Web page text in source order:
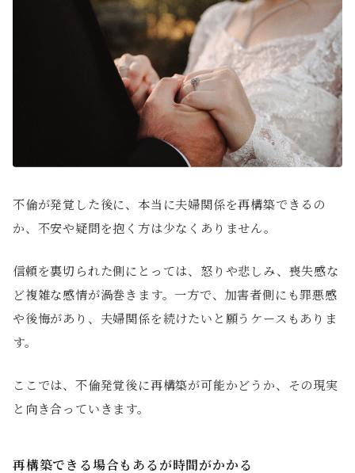
不倫が発覚した後に、本当に夫婦関係を再構築できるの
か、不安や疑問を抱く方は少なくありません。
信頼を裏切られた側にとっては、怒りや悲しみ、喪失感な
ど複雑な感情が渦巻きます。一方で、加害者側にも罪悪感
や後悔があり、夫婦関係を続けたいと願うケースもありま
す。
ここでは、不倫発覚後に再構築が可能かどうか、その現実
と向き合っていきます。
再構築できる場合もあるが時間がかかる